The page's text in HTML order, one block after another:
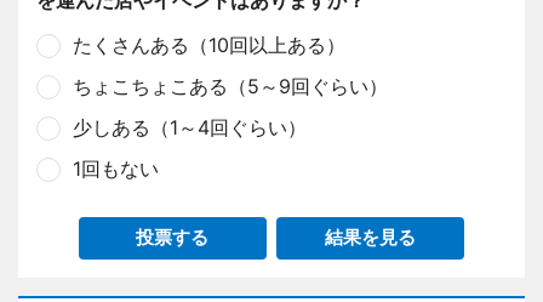
たくさんある（10回以上ある）
ちょこちょこある（5～9回ぐらい）
少しある（1～4回ぐらい）
1回もない
投票する 結果を見る